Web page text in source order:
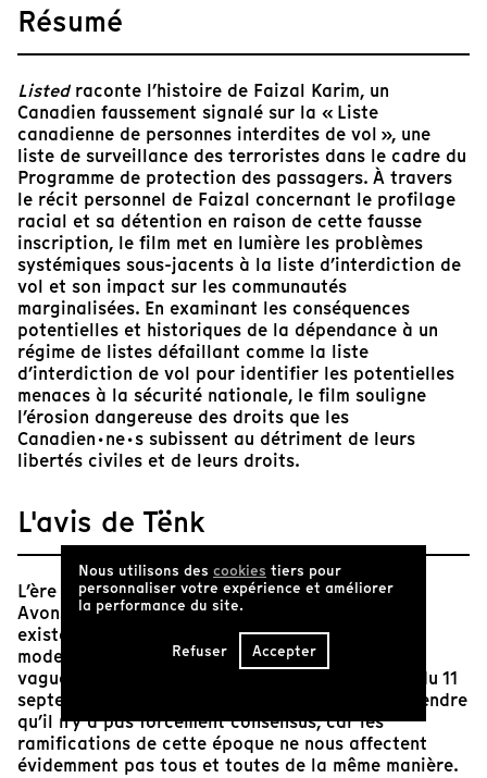
Résumé
Listedraconte l’histoire de Faizal Karim, un
Canadien faussement signalé sur la « Liste
canadienne de personnes interdites de vol », une
liste de surveillance des terroristes dans le cadre du
Programme de protection des passagers. À travers
le récit personnel de Faizal concernant le profilage
racial et sa détention en raison de cette fausse
inscription, le film met en lumière les problèmes
systémiques sous-jacents à la liste d’interdiction de
vol et son impact sur les communautés
marginalisées. En examinant les conséquences
potentielles et historiques de la dépendance à un
régime de listes défaillant comme la liste
d’interdiction de vol pour identifier les potentielles
menaces à la sécurité nationale, le film souligne
l’érosion dangereuse des droits que les
Canadien·ne·s subissent au détriment de leurs
libertés civiles et de leurs droits.
L'avis de Tënk
L’ère « post-9/11 » est-elle réellement terminée?
Avons-nous passé à un autre volet de notre
existence sur le grand continuum de l’histoire
moderne ou sommes-nous encore visités par les
vagues qu’a engendrées le tsunami médiatique du 11
septembre 2001? Poser la question c’est comprendre
qu’il n’y a pas forcément consensus, car les
ramifications de cette époque ne nous affectent
évidemment pas tous et toutes de la même manière.
Nous utilisons des cookies tiers pour
personnaliser votre expérience et améliorer
la performance du site.
Refuser Accepter